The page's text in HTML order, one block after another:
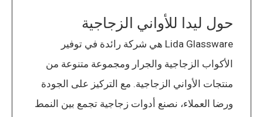
حول ليدا للأواني الزجاجية
Lida Glassware هي شركة رائدة في توفير
الأكواب الزجاجية والجرار ومجموعة متنوعة من
منتجات الأواني الزجاجية. مع التركيز على الجودة
ورضا العملاء، نصنع أدوات زجاجية تجمع بين النمط